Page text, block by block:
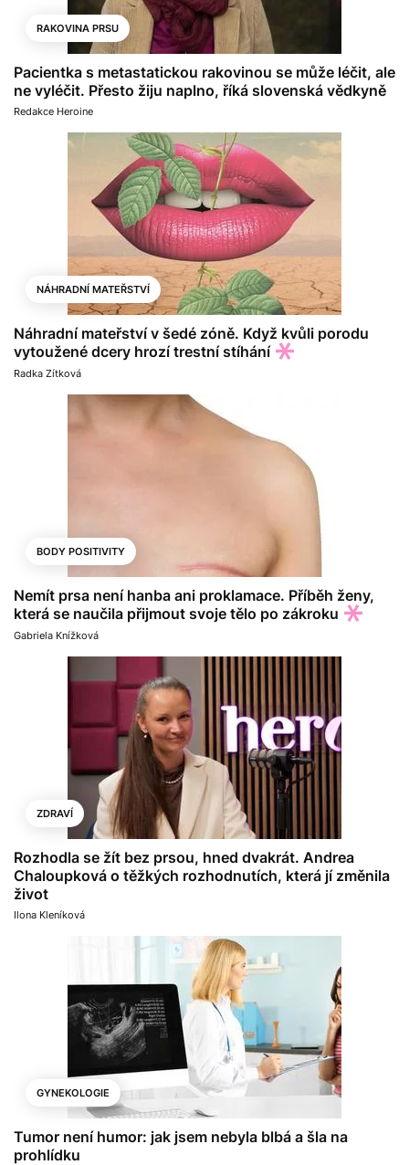
RAKOVINA PRSU
Pacientka s metastatickou rakovinou se může léčit, ale
ne vyléčit. Přesto žiju naplno, říká slovenská vědkyně
Redakce Heroine
NÁHRADNÍ MATEŘSTVÍ
Náhradní mateřství v šedé zóně. Když kvůli porodu
vytoužené dcery hrozí trestní stíhání
Radka Zítková
BODY POSITIVITY
Nemít prsa není hanba ani proklamace. Příběh ženy,
která se naučila přijmout svoje tělo po zákroku
Gabriela Knížková
ZDRAVÍ
Rozhodla se žít bez prsou, hned dvakrát. Andrea
Chaloupková o těžkých rozhodnutích, která jí změnila
život
Ilona Kleníková
GYNEKOLOGIE
Tumor není humor: jak jsem nebyla blbá a šla na
prohlídku